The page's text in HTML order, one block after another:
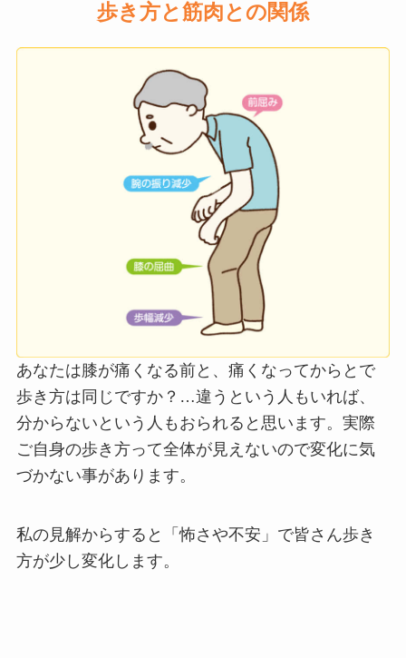
歩き方と筋肉との関係
あなたは膝が痛くなる前と、痛くなってからとで
歩き方は同じですか？…違うという人もいれば、
分からないという人もおられると思います。実際
ご自身の歩き方って全体が見えないので変化に気
づかない事があります。
私の見解からすると「怖さや不安」で皆さん歩き
方が少し変化します。